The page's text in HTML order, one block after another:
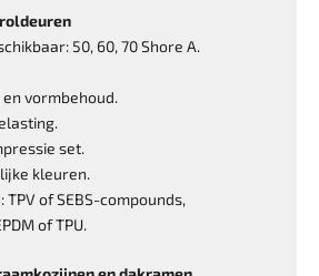
50, 60, 70 Shore A.
vormbehoud.
set.
kleuren.
of SEBS-compounds,
of TPU.